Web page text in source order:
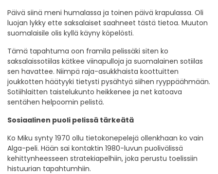
Päivä siinä meni humalassa ja toinen päivä krapulassa. Oli
luojan lykky ette saksalaiset saahneet tästä tietoa. Muuton
suomalaisile olis kyllä käyny köpelösti.
Tämä tapahtuma oon framila pelissäki siten ko
saksalaissotiilas kätkee viinapulloja ja suomalainen sotiilas
sen havattee. Niimpä raja-asukkhaista koottuitten
joukkotten häätyyki tietysti pysähtyä siihen ryyppäähmään.
Sotiihlaitten taistelukunto heikkenee ja net katoava
sentähen helpoomin pelistä.
Sosiaalinen puoli pelissä tärkeätä
Ko Miku synty 1970 ollu tietokonepelejä ollenkhaan ko vain
Alga-peli. Hään sai kontaktin 1980-luvun puolivälissä
kehittynheesseen stratekiapelhiin, joka perustu toelissiin
histuurian tapahtumhiin.